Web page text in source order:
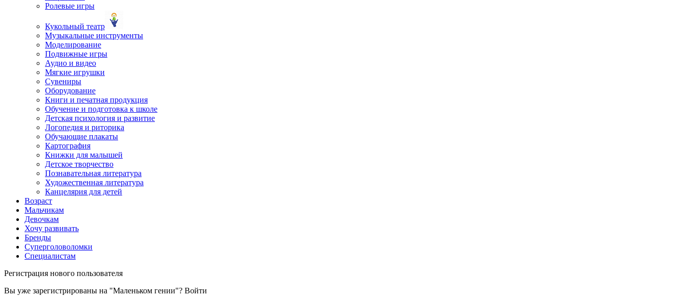
Ролевые игры
Кукольный театр
Музыкальные инструменты
Моделирование
Подвижные игры
Аудио и видео
Мягкие игрушки
Сувениры
Оборудование
Книги и печатная продукция
Обучение и подготовка к школе
Детская психология и развитие
Логопедия и риторика
Обучающие плакаты
Картография
Книжки для малышей
Детское творчество
Познавательная литература
Художественная литература
Канцелярия для детей
Возраст
Мальчикам
Девочкам
Хочу развивать
Бренды
Суперголоволомки
Специалистам
Регистрация нового пользователя
Вы уже зарегистрированы на "Маленьком гении"? Войти